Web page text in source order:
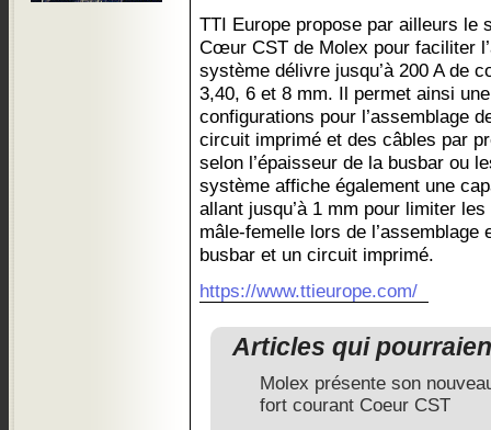
TTI Europe propose par ailleurs le
Cœur CST de Molex pour faciliter
système délivre jusqu’à 200 A de
3,40, 6 et 8 mm. Il permet ainsi
configurations pour l’assemblage
circuit imprimé et des câbles par
selon l’épaisseur de la busbar ou
système affiche également une
allant jusqu’à 1 mm pour limiter
mâle-femelle lors de l’assemblage
busbar et un circuit imprimé.
https://www.ttieurope.com/
Articles qui
Molex présente son
fort courant Coeur CST